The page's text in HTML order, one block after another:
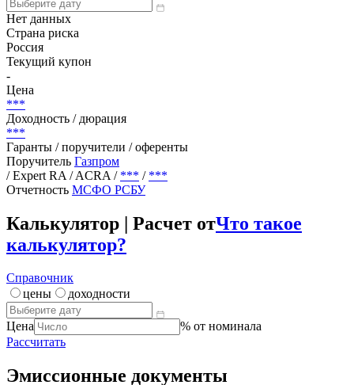
Нет данных
Страна риска
Россия
Текущий купон
-
Цена
***
Доходность / дюрация
***
Гаранты / поручители / оференты
Поручитель Газпром
/ Expert RA / ACRA / *** / ***
Отчетность МСФО РСБУ
Калькулятор | Расчет отЧто такое
калькулятор?
Справочник
цены
доходности
Цена
% от номинала
Рассчитать
Эмиссионные документы